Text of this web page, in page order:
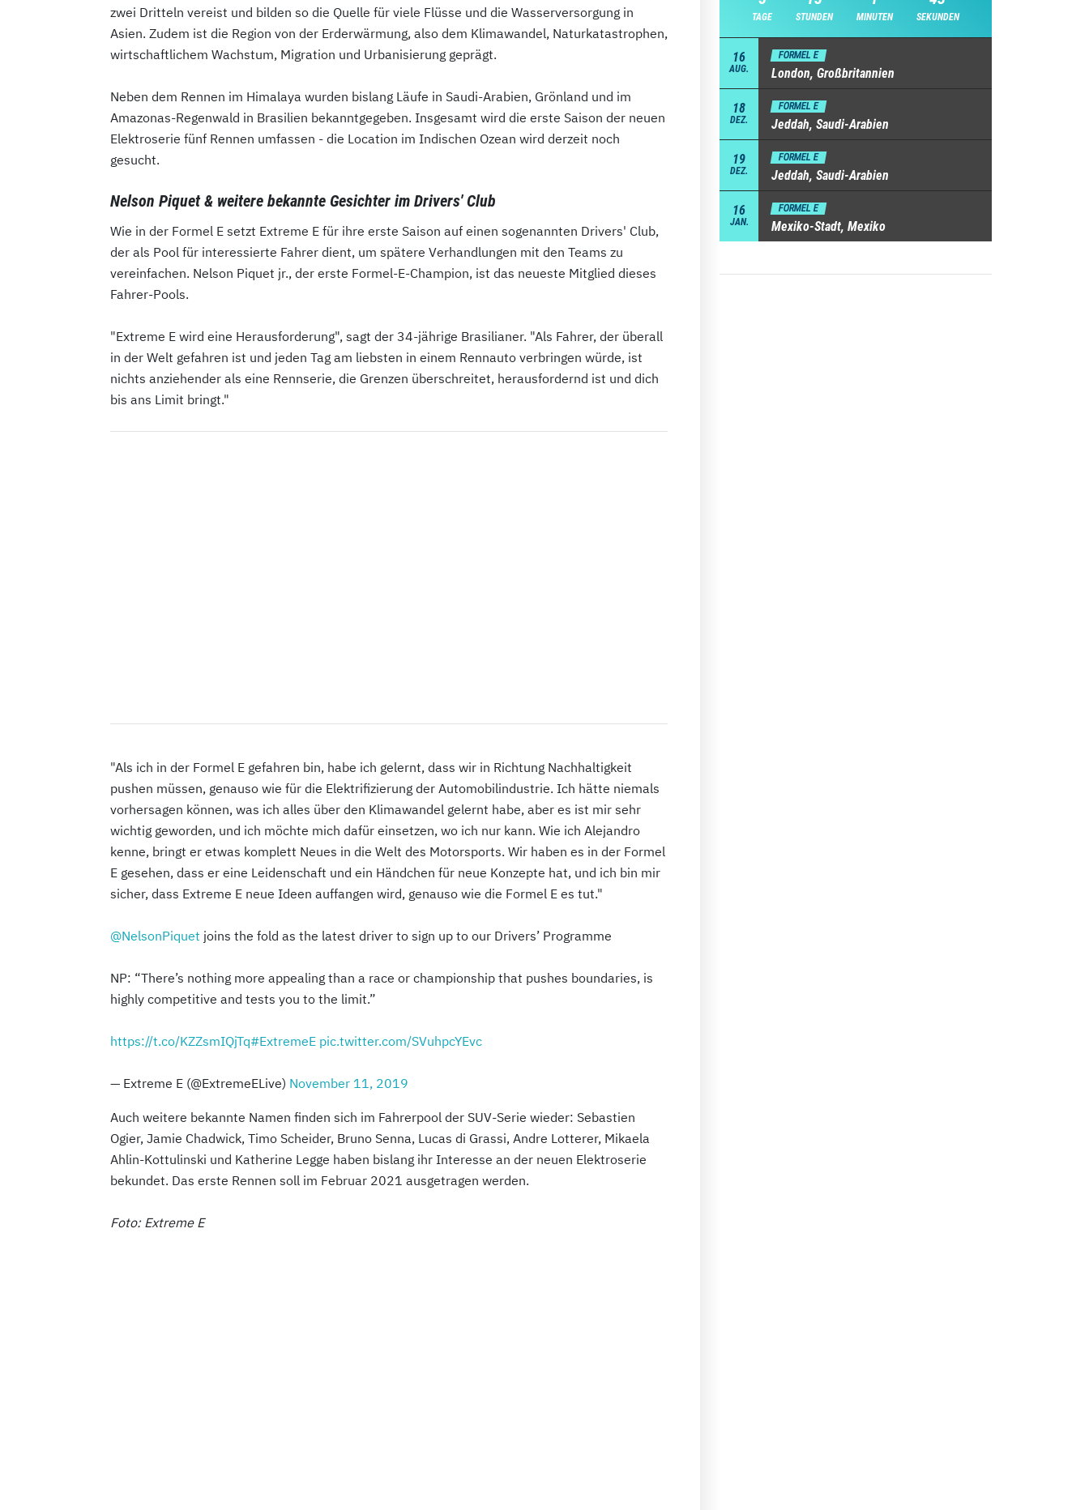
zwei Dritteln vereist und bilden so die Quelle für viele Flüsse und die Wasserversorgung in
Asien. Zudem ist die Region von der Erderwärmung, also dem Klimawandel, Naturkatastrophen,
wirtschaftlichem Wachstum, Migration und Urbanisierung geprägt.
Neben dem Rennen im Himalaya wurden bislang Läufe in Saudi-Arabien, Grönland und im
Amazonas-Regenwald in Brasilien bekanntgegeben. Insgesamt wird die erste Saison der neuen
Elektroserie fünf Rennen umfassen - die Location im Indischen Ozean wird derzeit noch
gesucht.
Nelson Piquet & weitere bekannte Gesichter im Drivers'Club
Wie in der Formel E setzt Extreme E für ihre erste Saison auf einen sogenannten Drivers' Club,
der als Pool für interessierte Fahrer dient, um spätere Verhandlungen mit den Teams zu
vereinfachen. Nelson Piquet jr., der erste Formel-E-Champion, ist das neueste Mitglied dieses
Fahrer-Pools.
"Extreme E wird eine Herausforderung", sagt der 34-jährige Brasilianer. "Als Fahrer, der überall
in der Welt gefahren ist und jeden Tag am liebsten in einem Rennauto verbringen würde, ist
nichts anziehender als eine Rennserie, die Grenzen überschreitet, herausfordernd ist und dich
bis ans Limit bringt."
"Als ich in der Formel E gefahren bin, habe ich gelernt, dass wir in Richtung Nachhaltigkeit
pushen müssen, genauso wie für die Elektrifizierung der Automobilindustrie. Ich hätte niemals
vorhersagen können, was ich alles über den Klimawandel gelernt habe, aber es ist mir sehr
wichtig geworden, und ich möchte mich dafür einsetzen, wo ich nur kann. Wie ich Alejandro
kenne, bringt er etwas komplett Neues in die Welt des Motorsports. Wir haben es in der Formel
E gesehen, dass er eine Leidenschaft und ein Händchen für neue Konzepte hat, und ich bin mir
sicher, dass Extreme E neue Ideen auffangen wird, genauso wie die Formel E es tut."
@NelsonPiquet joins the fold as the latest driver to sign up to our Drivers’ Programme
NP: “There’s nothing more appealing than a race or championship that pushes boundaries, is
highly competitive and tests you to the limit.”
https://t.co/KZZsmIQjTq#ExtremeE pic.twitter.com/SVuhpcYEvc
— Extreme E (@ExtremeELive) November 11, 2019
Auch weitere bekannte Namen finden sich im Fahrerpool der SUV-Serie wieder: Sebastien
Ogier, Jamie Chadwick, Timo Scheider, Bruno Senna, Lucas di Grassi, Andre Lotterer, Mikaela
Ahlin-Kottulinski und Katherine Legge haben bislang ihr Interesse an der neuen Elektroserie
bekundet. Das erste Rennen soll im Februar 2021 ausgetragen werden.
Foto: Extreme E
TAGE STUNDEN MINUTEN SEKUNDEN
16
AUG.
FORMEL E
London, Großbritannien
18
DEZ.
FORMEL E
Jeddah, Saudi-Arabien
19
DEZ.
FORMEL E
Jeddah, Saudi-Arabien
16
JAN.
FORMEL E
Mexiko-Stadt, Mexiko